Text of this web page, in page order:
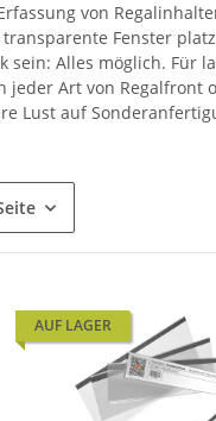
von
Fenster
Alles möglich. Für
jeder Art von Regalfront
Lust auf
AUF LAGER